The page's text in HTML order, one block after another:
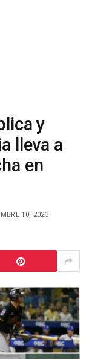
y
lleva a
en
10, 2023